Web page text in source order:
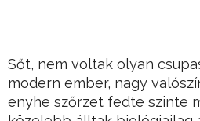
Sőt, nem voltak olyan
modern ember, nagy
enyhe szőrzet fedte szinte